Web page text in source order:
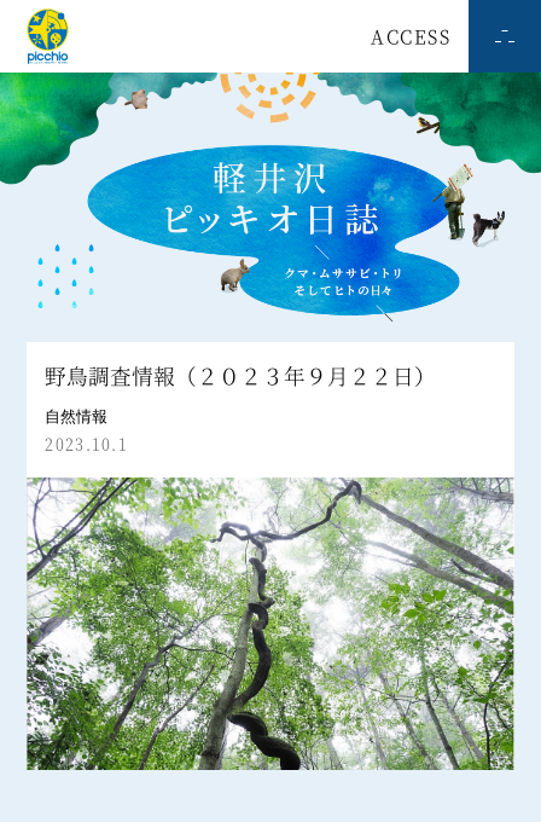
ACCESS
野鳥調査情報（２０２３年９月２２日）
自然情報
2023.10.1